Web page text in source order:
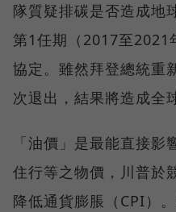
隊質疑排碳是否造成地
第1任期（2017至2021
協定。雖然拜登總統重
次退出，結果將造成全
「油價」是最能直接
住行等之物價，川普於
降低通貨膨脹（CPI）